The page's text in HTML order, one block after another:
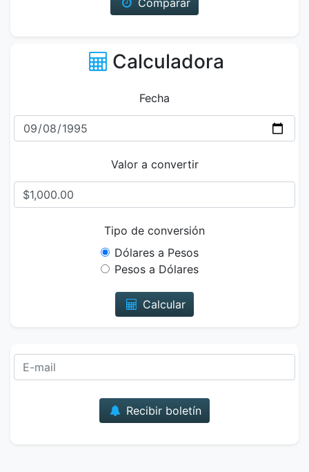
Comparar
Calculadora
Fecha
Valor a convertir
Tipo de conversión
Dólares a Pesos
Pesos a Dólares
Calcular
Recibir boletín